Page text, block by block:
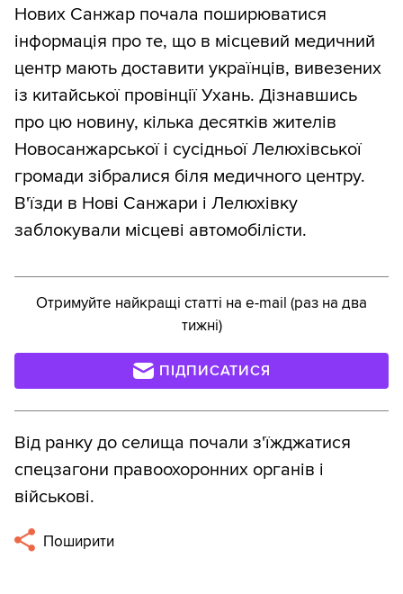
Нових Санжар почала поширюватися
інформація про те, що в місцевий медичний
центр мають доставити українців, вивезених
із китайської провінції Ухань. Дізнавшись
про цю новину, кілька десятків жителів
Новосанжарської і сусідньої Лелюхівської
громади зібралися біля медичного центру.
В'їзди в Нові Санжари і Лелюхівку
заблокували місцеві автомобілісти.
Отримуйте найкращі статті на e-mail (раз на два
тижні)
ПІДПИСАТИСЯ
Від ранку до селища почали з'їжджатися
спецзагони правоохоронних органів і
військові.
Поширити